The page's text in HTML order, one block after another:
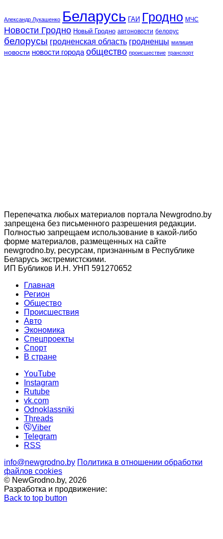
Александр Лукашенко Беларусь ГАИ Гродно МЧС
Новости Гродно Новый Гродно автоновости белорус
белорусы гродненская область гродненцы милиция
новости новости города общество происшествие транспорт
Перепечатка любых материалов портала Newgrodno.by
запрещена без письменного разрешения редакции.
Полностью запрещаем использование в какой-либо
форме материалов, размещенных на сайте
newgrodno.by, ресурсам, признанным в Республике
Беларусь экстремистскими.
ИП Бубликов И.Н. УНП 591270652
Главная
Регион
Общество
Происшествия
Авто
Экономика
Спецпроекты
Cпорт
В стране
YouTube
Instagram
Rutube
vk.com
Odnoklassniki
Threads
Viber
Telegram
RSS
info@newgrodno.by Политика в отношении обработки
файлов cookies
© NewGrodno.by, 2026
Разработка и продвижение:
Back to top button